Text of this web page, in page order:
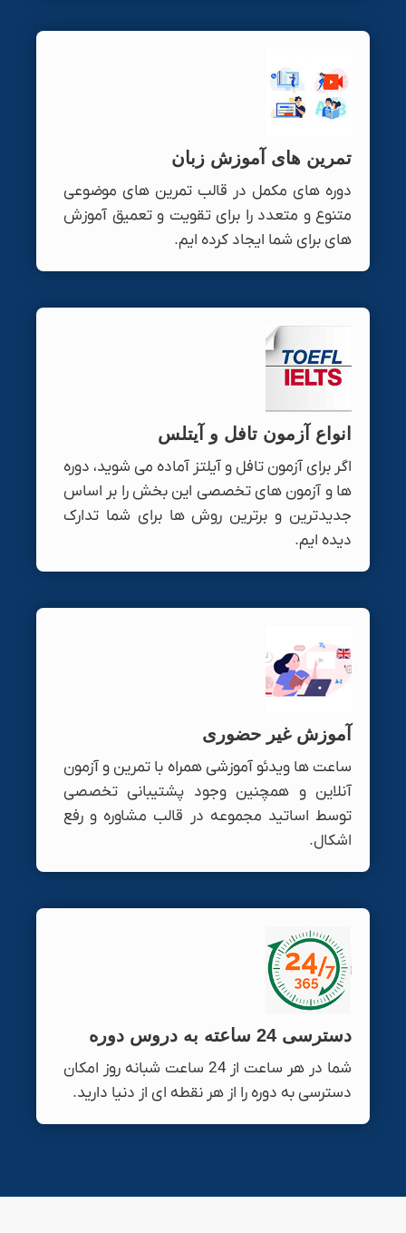
تمرین های آموزش زبان
دوره های مکمل در قالب تمرین های موضوعی
متنوع و متعدد را برای تقویت و تعمیق آموزش
های برای شما ایجاد کرده ایم.
انواع آزمون تافل و آیتلس
اگر برای آزمون تافل و آیلتز آماده می شوید، دوره
ها و آزمون های تخصصی این بخش را بر اساس
جدیدترین و برترین روش ها برای شما تدارک
دیده ایم.
آموزش غیر حضوری
ساعت ها ویدئو آموزشی همراه با تمرین و آزمون
آنلاین و همچنین وجود پشتیبانی تخصصی
توسط اساتید مجموعه در قالب مشاوره و رفع
اشکال.
دسترسی 24 ساعته به دروس دوره
شما در هر ساعت از 24 ساعت شبانه روز امکان
دسترسی به دوره را از هر نقطه ای از دنیا دارید.